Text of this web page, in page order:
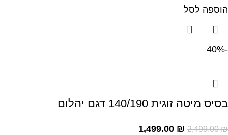
הוספה לסל
-40%
בסיס מיטה זוגית 140/190 דגם יהלום
2,499.00₪
1,499.00 ₪